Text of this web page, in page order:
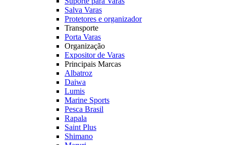
Salva Varas
Protetores e organizador
Transporte
Porta Varas
Organização
Expositor de Varas
Principais Marcas
Albatroz
Daiwa
Lumis
Marine Sports
Pesca Brasil
Rapala
Saint Plus
Shimano